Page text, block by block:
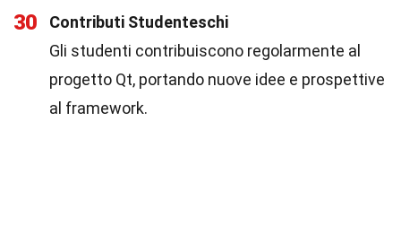
30
Contributi Studenteschi
Gli studenti contribuiscono regolarmente al
progetto Qt, portando nuove idee e prospettive
al framework.